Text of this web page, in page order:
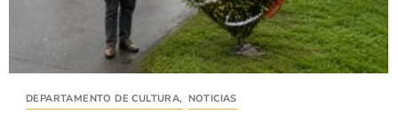
DEPARTAMENTO DE CULTURA, NOTICIAS